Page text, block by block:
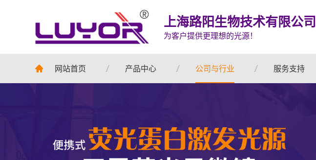
上海路阳生物技术有限公司
为客户提供更理想的光源！
网站首页 产品中心 公司与行业 服务支持